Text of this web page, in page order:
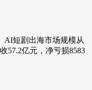
AI短剧出海市场规模从
57.2亿元，净亏损8583